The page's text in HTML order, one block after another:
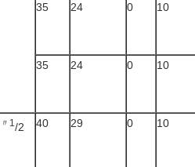
35 24 0 10
35
24 0 10
〃1 /2 40 29 0 10